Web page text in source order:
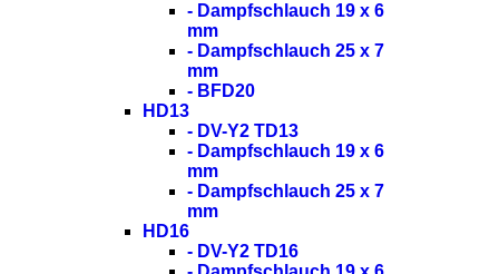
- Dampfschlauch 19 x 6
mm
- Dampfschlauch 25 x 7
mm
- BFD20
HD13
- DV-Y2 TD13
- Dampfschlauch 19 x 6
mm
- Dampfschlauch 25 x 7
mm
HD16
- DV-Y2 TD16